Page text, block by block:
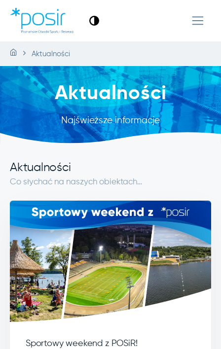
Aktualności
Aktualności
Najświeższe informacje
Aktualności
Co słychać na naszych obiektach…
Sportowy weekend z POSiR!